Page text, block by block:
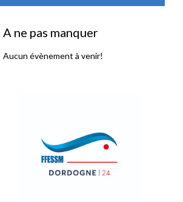
A ne pas manquer
Aucun évènement à venir!